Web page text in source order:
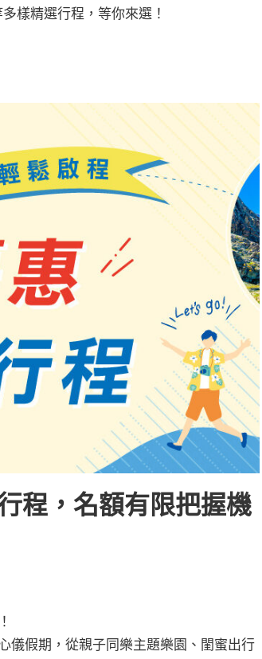
樣精選行程，等你來選！
程，名額有限把握機
儀假期，從親子同樂主題樂園、閨蜜出行